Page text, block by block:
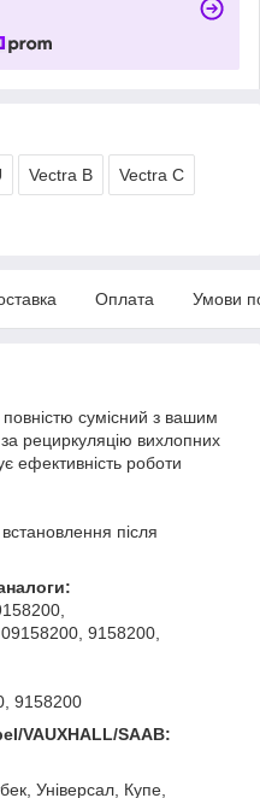
Vectra B Vectra C
Оплата Умови
сумісний з вашим
за рециркуляцію вихлопних
ефективність роботи
після
9158200,
9158200
VAUXHALL/SAAB:
Універсал, Купе,